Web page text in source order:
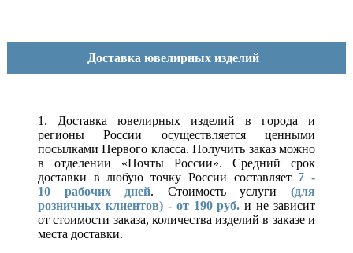
Доставка ювелирных изделий
1. Доставка ювелирных изделий в города и
регионы России осуществляется ценными
посылками Первого класса. Получить заказ можно
в отделении «Почты России». Средний срок
доставки в любую точку России составляет 7 -
10 рабочих дней. Стоимость услуги(для
розничных клиентов)- от 190 руб. и не зависит
от стоимости заказа, количества изделий в заказе и
места доставки.